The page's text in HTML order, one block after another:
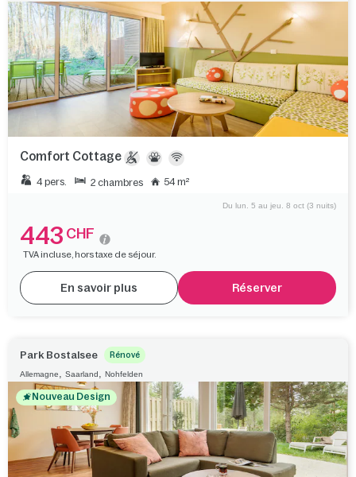
Comfort Cottage
4 pers. 2 chambres 54 m²
Du lun. 5 au jeu. 8 oct (3 nuits)
443 CHF
TVA incluse, hors taxe de séjour.
En savoir plus Réserver
Park Bostalsee Rénové
Allemagne Saarland Nohfelden
Nouveau Design